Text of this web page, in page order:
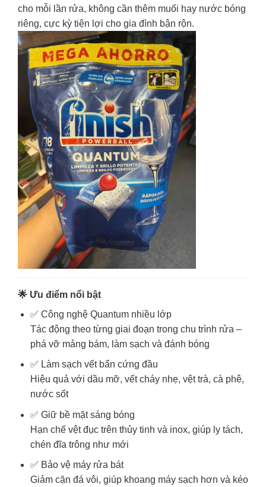
cho mỗi lần rửa, không cần thêm muối hay nước bóng
riêng, cực kỳ tiện lợi cho gia đình bận rộn.
🌟 Ưu điểm nổi bật
✅ Công nghệ Quantum nhiều lớp
Tác động theo từng giai đoạn trong chu trình rửa –
phá vỡ mảng bám, làm sạch và đánh bóng
✅ Làm sạch vết bẩn cứng đầu
Hiệu quả với dầu mỡ, vết cháy nhẹ, vệt trà, cà phê,
nước sốt
✅ Giữ bề mặt sáng bóng
Hạn chế vệt đục trên thủy tinh và inox, giúp ly tách,
chén đĩa trông như mới
✅ Bảo vệ máy rửa bát
Giảm cặn đá vôi, giúp khoang máy sạch hơn và kéo